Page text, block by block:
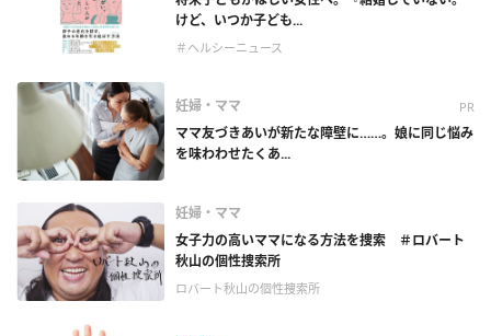
けど、いつか子ども...
＃ヘルシーニュース
妊婦・ママ PR
ママ友づきあいが新たな障壁に……。娘に同じ悩み
を味わわせたくあ...
妊婦・ママ
女子力の高いママになる方法を捜索 ＃ロバート
秋山の個性捜索所
ロバート秋山の個性捜索所